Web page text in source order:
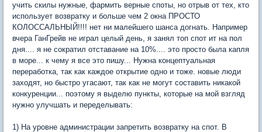
учить скилы нужные, фармить верные споты, но отрыв от тех, кто
использует возвратку и больше чем 2 окна ПРОСТО
КОЛОССАЛЬНЫЙ!!!! нет ни малейшего шанса догнать. Например
вчера ГанГрейв не играл целый день, я занял топ спот ит на пол
дня.... я не сократил отставание на 10%.... это просто была капля
в море... к чему я все это пишу... Нужна концептуальная
переработка, так как каждое открытие одно и тоже. новые люди
заходят, но быстро угасают, так как не могут составить никакой
конкуренции... поэтому я выделю пункты, которые на мой взгляд
нужно улучшать и переделывать:
1) На уровне администрации запретить возвратку на спот. В